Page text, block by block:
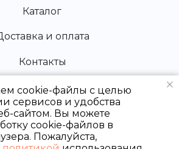
cookie-файлы с целью
сервисов и удобства
сайтом. Вы можете
cookie-файлов в
Пожалуйста,
Каталог
Контакты
и оплата
и продвижение